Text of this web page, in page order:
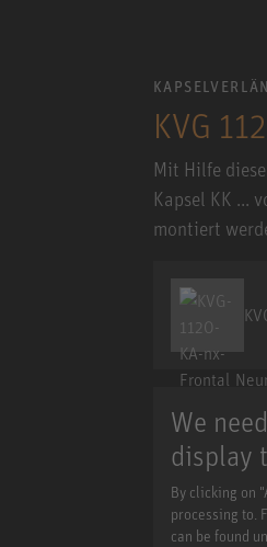
KVG
Mit Hilfe
Kapsel KK ...
montiert
We
display
By clicking on
processing to.
can be found